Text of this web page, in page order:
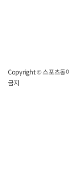
Copyright © 스포츠동
금지